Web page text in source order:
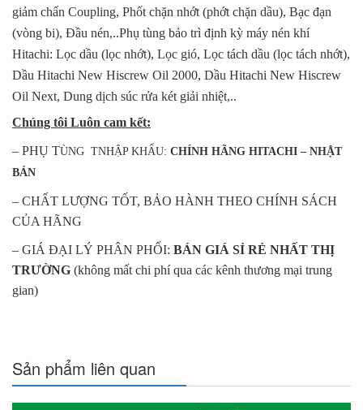
giảm chấn Coupling, Phốt chặn nhớt (phớt chặn dầu), Bạc đạn
(vòng bi), Đầu nén,..Phụ tùng bảo trì định kỳ máy nén khí
Hitachi: Lọc dầu (lọc nhớt), Lọc gió, Lọc tách dầu (lọc tách nhớt),
Dầu Hitachi New Hiscrew Oil 2000, Dầu Hitachi New Hiscrew
Oil Next, Dung dịch súc rửa két giải nhiệt,..
Chúng tôi Luôn cam kết:
– PHỤ TÙNG TNHẬP KHẨU: CHÍNH HÃNG HITACHI – NHẬT
BẢN
– CHẤT LƯỢNG TỐT, BẢO HÀNH THEO CHÍNH SÁCH
CỦA HÃNG
– GIÁ ĐẠI LÝ PHÂN PHỐI: BÁN GIÁ SỈ RẺ NHẤT THỊ
TRƯỜNG (không mất chi phí qua các kênh thương mại trung
gian)
Sản phẩm liên quan